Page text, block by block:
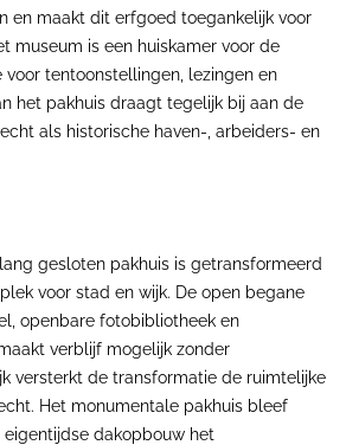
en maakt dit erfgoed toegankelijk voor
museum is een huiskamer voor de
tentoonstellingen, lezingen en
het pakhuis draagt tegelijk bij aan de
als historische haven-, arbeiders- en
gesloten pakhuis is getransformeerd
voor stad en wijk. De open begane
openbare fotobibliotheek en
verblijf mogelijk zonder
versterkt de transformatie de ruimtelijke
Het monumentale pakhuis bleef
eigentijdse dakopbouw het